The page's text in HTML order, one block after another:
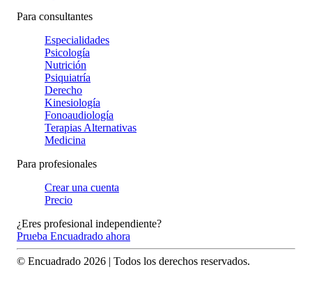
Para consultantes
Especialidades
Psicología
Nutrición
Psiquiatría
Derecho
Kinesiología
Fonoaudiología
Terapias Alternativas
Medicina
Para profesionales
Crear una cuenta
Precio
¿Eres profesional independiente?
Prueba Encuadrado ahora
© Encuadrado 2026 | Todos los derechos reservados.